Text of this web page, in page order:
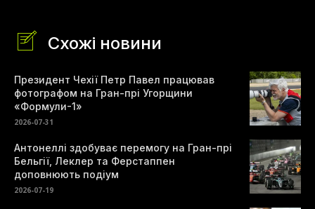
Схожі новини
Президент Чехії Петр Павел працював
фотографом на Гран-прі Угорщини
«Формули-1»
2026-07-31
Антонеллі здобуває перемогу на Гран-прі
Бельгії, Леклер та Ферстаппен
доповнюють подіум
2026-07-19